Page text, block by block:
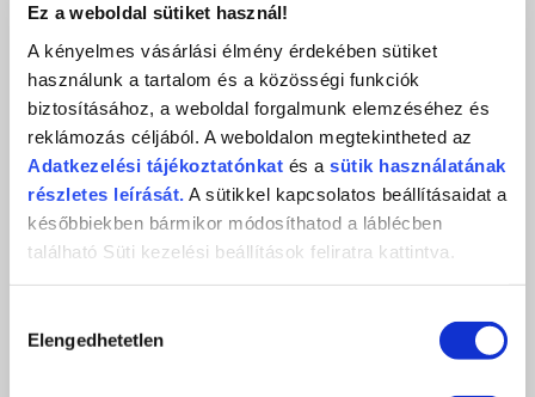
Ez a weboldal sütiket használ!
A kényelmes vásárlási élmény érdekében sütiket
használunk a tartalom és a közösségi funkciók
biztosításához, a weboldal forgalmunk elemzéséhez és
reklámozás céljából. A weboldalon megtekintheted az
Adatkezelési tájékoztatónkat és a sütik használatának
részletes leírását. A sütikkel kapcsolatos beállításaidat a
későbbiekben bármikor módosíthatod a láblécben
található Süti kezelési beállítások feliratra kattintva.
kiválasztása
Elengedhetetlen
KEDVENCEKHEZ AD
RÉSZLETEK